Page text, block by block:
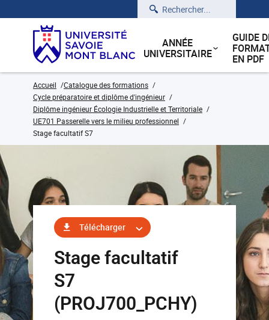
Rechercher
ANNÉE
UNIVERSITAIRE
GUIDE
EN PDF
Accueil
Catalogue des formations
Cycle préparatoire et diplôme d'ingénieur
Diplôme ingénieur Écologie Industrielle et Territoriale
UE701 Passerelle vers le milieu professionnel
Stage facultatif S7
Télécharger
Stage facultatif
S7
(PROJ700_PCHY)